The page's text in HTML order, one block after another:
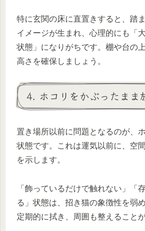
特に玄関の床に直置きすると、踏
イメージが生まれ、心理的にも「
状態」になりがちです。棚や台の
高さを確保しましょう。
4. ホコリをかぶったまま
置き場所以前に問題となるのが、
状態です。これは運気以前に、空
を示します。
「飾っているだけで触れない」「
る」状態は、招き猫の象徴性を弱
定期的に拭き、周囲も整えること